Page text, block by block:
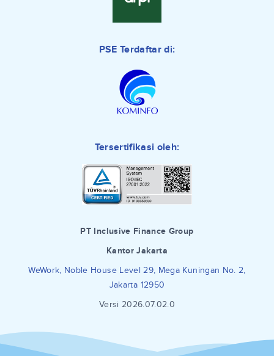
PSE Terdaftar di:
Tersertifikasi oleh:
PT Inclusive Finance Group
Kantor Jakarta
WeWork, Noble House Level 29, Mega Kuningan No. 2,
Jakarta 12950
Versi 2026.07.02.0